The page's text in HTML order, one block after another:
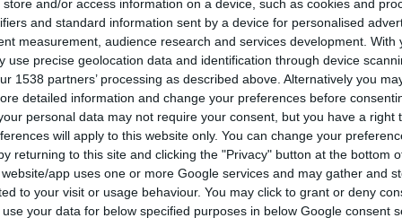
store and/or access information on a device, such as cookies and
and standard information sent by a device for personalised
measurement, audience research and services development. With
use precise geolocation data and identification through device
1538 partners’ processing as described above. Alternatively you
detailed information and change your preferences before
personal data may not require your consent, but you have a right
will apply to this website only. You can change your
returning to this site and clicking the "Privacy" button at the bottom
app uses one or more Google services and may gather and
to your visit or usage behaviour. You may click to grant or deny
your data for below specified purposes in below Google consent
σχεδιασμό Μοναδική και μεγάλη συλλογή από πολύτιμους
μεγέθους (Βλ. πολιτική μεγέθους) Γρήγορη και αξιόπιστη
async=”true”></script><noscript><a href=”https://